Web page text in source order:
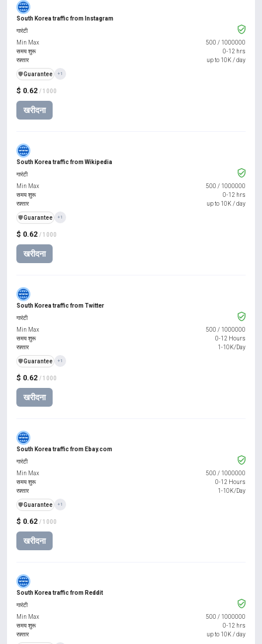
South Korea traffic from Instagram
$ 0.62 / 1000
खरीदना
गारंटी
Min Max
500 / 1000000
समय शुरू
0-12 hrs
रफ़्तार
up to 10K / day
️🛡️Guarantee +1
South Korea traffic from Wikipedia
$ 0.62 / 1000
खरीदना
गारंटी
Min Max
500 / 1000000
समय शुरू
0-12 hrs
रफ़्तार
up to 10K / day
️🛡️Guarantee +1
South Korea traffic from Twitter
$ 0.62 / 1000
खरीदना
गारंटी
Min Max
500 / 1000000
समय शुरू
0-12 Hours
रफ़्तार
1-10K/Day
️🛡️Guarantee +1
South Korea traffic from Ebay.com
$ 0.62 / 1000
खरीदना
गारंटी
Min Max
500 / 1000000
समय शुरू
0-12 Hours
रफ़्तार
1-10K/Day
️🛡️Guarantee +1
South Korea traffic from Reddit
गारंटी
Min Max
500 / 1000000
समय शुरू
0-12 hrs
रफ़्तार
up to 10K / day